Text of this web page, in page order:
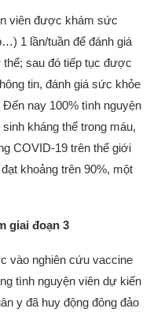
viên được khám sức
1 lần/tuần để đánh giá
sau đó tiếp tục được
tin, đánh giá sức khỏe
nay 100% tình nguyện
kháng thể trong máu,
COVID-19 trên thế giới
khoảng trên 90%, một
giai đoạn 3
vào nghiên cứu vaccine
tình nguyện viên dự kiến
y đã huy động đông đảo